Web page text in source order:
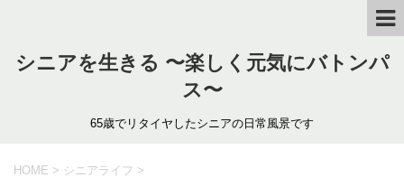
シニアを生きる 〜楽しく元気にバトンパ
ス〜
65歳でリタイヤしたシニアの日常風景です
HOME > シニアライフ >